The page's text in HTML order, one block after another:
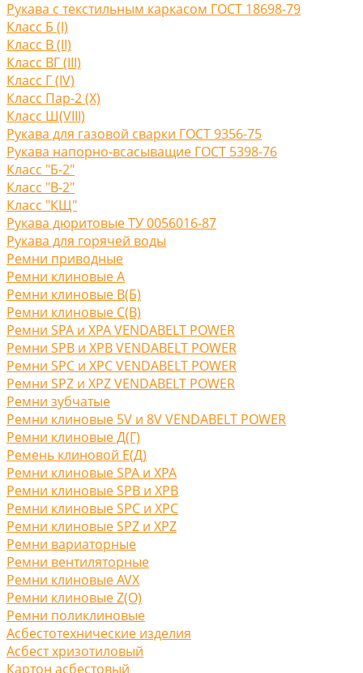
Рукава с текстильным каркасом ГОСТ 18698-79
Класс Б (I)
Класс В (II)
Класс ВГ (III)
Класс Г (IV)
Класс Пар-2 (X)
Класс Ш(VIII)
Рукава для газовой сварки ГОСТ 9356-75
Рукава напорно-всасыващие ГОСТ 5398-76
Класс "Б-2"
Класс "В-2"
Класс "КЩ"
Рукава дюритовые ТУ 0056016-87
Рукава для горячей воды
Ремни приводные
Ремни клиновые A
Ремни клиновые В(Б)
Ремни клиновые С(B)
Ремни SPA и XPA VENDABELT POWER
Ремни SPB и XPB VENDABELT POWER
Ремни SPC и XPC VENDABELT POWER
Ремни SPZ и XPZ VENDABELT POWER
Ремни зубчатые
Ремни клиновые 5V и 8V VENDABELT POWER
Ремни клиновые Д(Г)
Ремень клиновой Е(Д)
Ремни клиновые SPA и XPA
Ремни клиновые SPB и XPB
Ремни клиновые SPC и XPC
Ремни клиновые SPZ и XPZ
Ремни вариаторные
Ремни вентиляторные
Ремни клиновые AVX
Ремни клиновые Z(O)
Ремни поликлиновые
Асбестотехнические изделия
Асбест хризотиловый
Картон асбестовый